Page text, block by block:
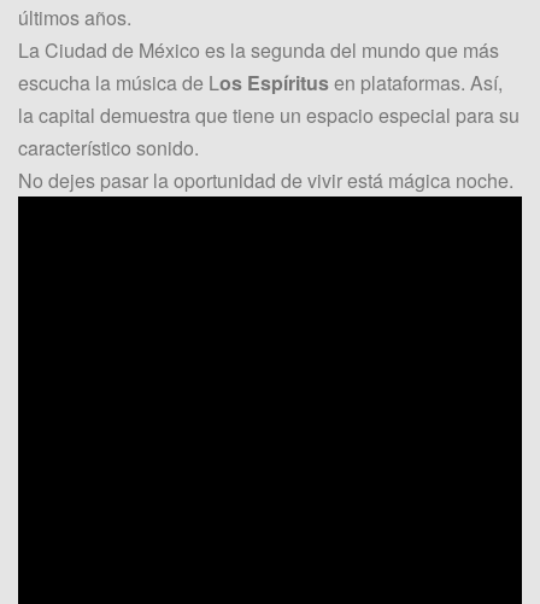
últimos años.
La Ciudad de México es la segunda del mundo que más
escucha la música de Los Espíritusen plataformas. Así,
la capital demuestra que tiene un espacio especial para su
característico sonido.
No dejes pasar la oportunidad de vivir está mágica noche.